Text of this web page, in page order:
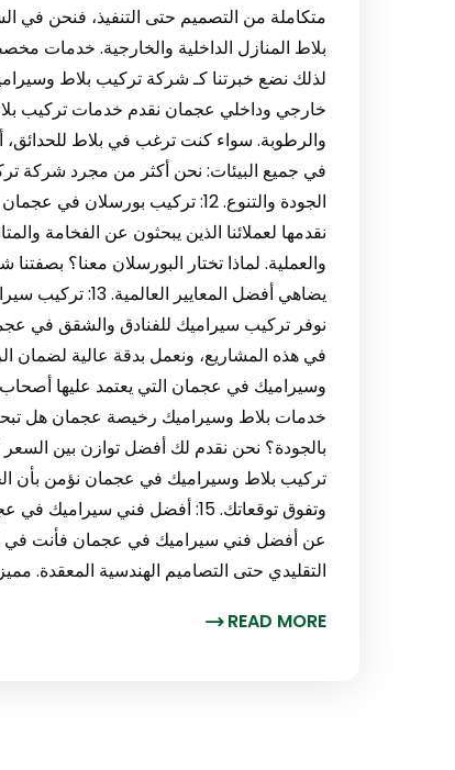
متكاملة من التصميم حتى التنفيذ، فنحن في
بلاط المنازل الداخلية والخارجية. خدمات
خارجي وداخلي عجمان نقدم خدمات تركيب
والرطوبة. سواء كنت ترغب في بلاط للحدائق،
في جميع البيئات: نحن أكثر من مجرد شركة
الجودة والتنوع. 12: تركيب
نقدمها لعملائنا الذين يبحثون عن الفخامة
والعملية. لماذا تختار البورسلان معنا؟
يضاهي أفضل
نوفر تركيب سيراميك للفنادق والشقق في
في هذه المشاريع، ونعمل بدقة عالية
خدمات بلاط وسيراميك رخيصة عجمان هل
بالجودة؟ نحن نقدم لك أفضل توازن بين
تركيب بلاط وسيراميك في عجمان نؤمن بأن
وتفوق توقعاتك. 15: أفضل فني
عن أفضل فني سيراميك في عجمان فأنت في
التقليدي حتى التصاميم الهندسية المعقدة.
READ MORE